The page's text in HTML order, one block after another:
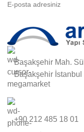
Başakşehir Mah.
Başakşehir İstanbul
+90 212 485 18 01